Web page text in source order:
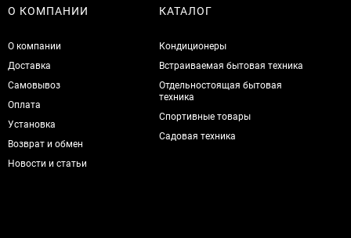
О КОМПАНИИ
О компании
Доставка
Самовывоз
Оплата
Установка
Возврат и обмен
Новости и статьи
КАТАЛОГ
Кондиционеры
Встраиваемая бытовая техника
Отдельностоящая бытовая
техника
Спортивные товары
Садовая техника